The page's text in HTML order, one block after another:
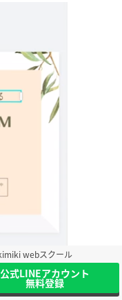
webスクール
公式LINEアカウント
無料登録